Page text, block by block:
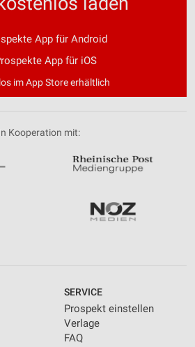
App für Android
App für iOS
im App Store erhältlich
Kooperation mit:
SERVICE
Prospekt einstellen
Verlage
FAQ